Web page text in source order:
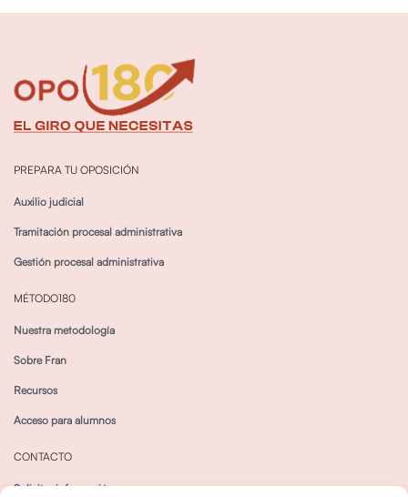
PREPARA TU OPOSICIÓN
Auxilio judicial
Tramitación procesal administrativa
Gestión procesal administrativa
MÉTODO180
Nuestra metodología
Sobre Fran
Recursos
Acceso para alumnos
CONTACTO
Solicitar información